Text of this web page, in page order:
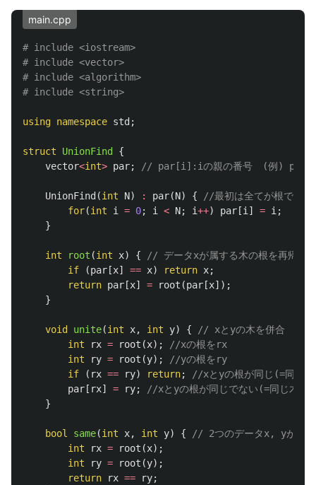
main.cpp
# include <iostream>
# include <vector>
# include <algorithm>
using namespace std ;
struct UnionFind
{
vector<int> par; // par[i]:iの親の番号　(例)
UnionFind (int N) : par(N) {
//最初は全てが根である
for(int i = 0; i < N; i++) par [i ] = i ;
}
int root (int x) {
// データxが属する木の根を再帰
if
(par [x] == x) return x;
return par [x] = root (par [x]);
}
void unite(int x, int y) {
// xとyの木を併合
int
rx = root (x);
//xの根をrx
int
ry = root (y);
//yの根をry
if
( rx == ry) return;
//xとyの根が同じ(=同じ
par [ rx] = ry;
//xとyの根が同じでない(=同じ木に
}
bool same(int x, int y) {
// 2つのデータx, yが属す
int
rx = root (x);
int
ry = root (y);
return
rx == ry;